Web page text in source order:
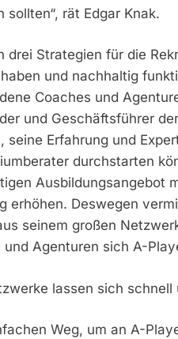
sollten“, rät Edgar Knak.
drei Strategien für die
und nachhaltig
Coaches und
und Geschäftsführer
seine Erfahrung und
durchstarten
Ausbildungsangebot
erhöhen. Deswegen
seinem großen
und Agenturen sich A-
lassen sich
Weg, um an A-